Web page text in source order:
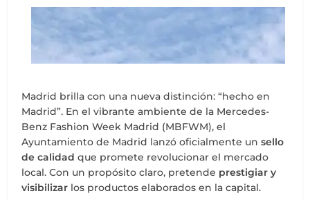
Madrid brilla con una nueva distinción: “hecho en
Madrid”. En el vibrante ambiente de la Mercedes-
Benz Fashion Week Madrid (MBFWM), el
Ayuntamiento de Madrid lanzó oficialmente unsello
de calidad que promete revolucionar el mercado
local. Con un propósito claro, pretende prestigiar y
visibilizar los productos elaborados en la capital.